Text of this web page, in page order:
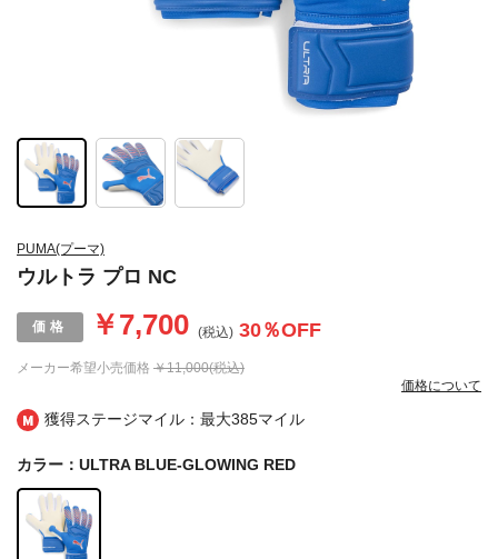
獲得ステージマイル：最大385マイル
PUMA(プーマ)
ウルトラ プロ NC
メーカー希望小売価格 ￥11,000(税込)
￥7,700 (税込) 30％OFF
価格について
カラー：ULTRA BLUE-GLOWING RED